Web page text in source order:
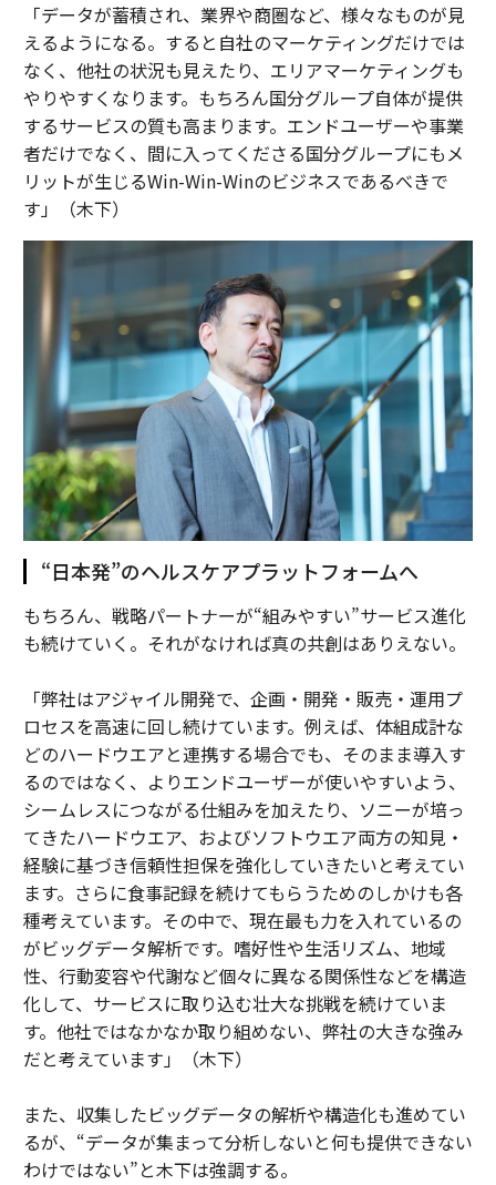
「データが蓄積され、業界や商圏など、様々なものが見
えるようになる。すると自社のマーケティングだけでは
なく、他社の状況も見えたり、エリアマーケティングも
やりやすくなります。もちろん国分グループ自体が提供
するサービスの質も高まります。エンドユーザーや事業
者だけでなく、間に入ってくださる国分グループにもメ
リットが生じるWin-Win-Winのビジネスであるべきで
す」（木下）
“日本発”のヘルスケアプラットフォームへ
もちろん、戦略パートナーが“組みやすい”サービス進化
も続けていく。それがなければ真の共創はありえない。
「弊社はアジャイル開発で、企画・開発・販売・運用プ
ロセスを高速に回し続けています。例えば、体組成計な
どのハードウエアと連携する場合でも、そのまま導入す
るのではなく、よりエンドユーザーが使いやすいよう、
シームレスにつながる仕組みを加えたり、ソニーが培っ
てきたハードウエア、およびソフトウエア両方の知見・
経験に基づき信頼性担保を強化していきたいと考えてい
ます。さらに食事記録を続けてもらうためのしかけも各
種考えています。その中で、現在最も力を入れているの
がビッグデータ解析です。嗜好性や生活リズム、地域
性、行動変容や代謝など個々に異なる関係性などを構造
化して、サービスに取り込む壮大な挑戦を続けていま
す。他社ではなかなか取り組めない、弊社の大きな強み
だと考えています」（木下）
また、収集したビッグデータの解析や構造化も進めてい
るが、“データが集まって分析しないと何も提供できない
わけではない”と木下は強調する。